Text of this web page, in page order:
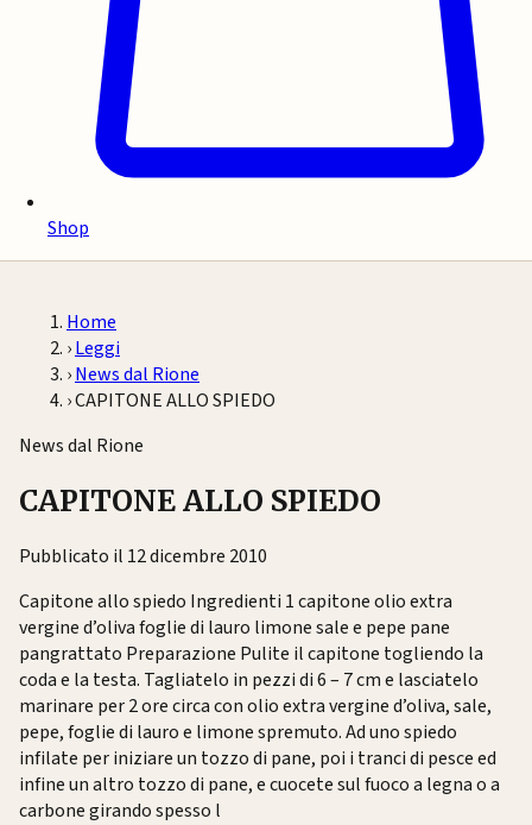
Shop
Home
›Leggi
›News dal Rione
›CAPITONE ALLO SPIEDO
News dal Rione
CAPITONE ALLO SPIEDO
Pubblicato il 12 dicembre 2010
Capitone allo spiedo Ingredienti 1 capitone olio extra
vergine d’oliva foglie di lauro limone sale e pepe pane
pangrattato Preparazione Pulite il capitone togliendo la
coda e la testa. Tagliatelo in pezzi di 6 – 7 cm e lasciatelo
marinare per 2 ore circa con olio extra vergine d’oliva, sale,
pepe, foglie di lauro e limone spremuto. Ad uno spiedo
infilate per iniziare un tozzo di pane, poi i tranci di pesce ed
infine un altro tozzo di pane, e cuocete sul fuoco a legna o a
carbone girando spesso l